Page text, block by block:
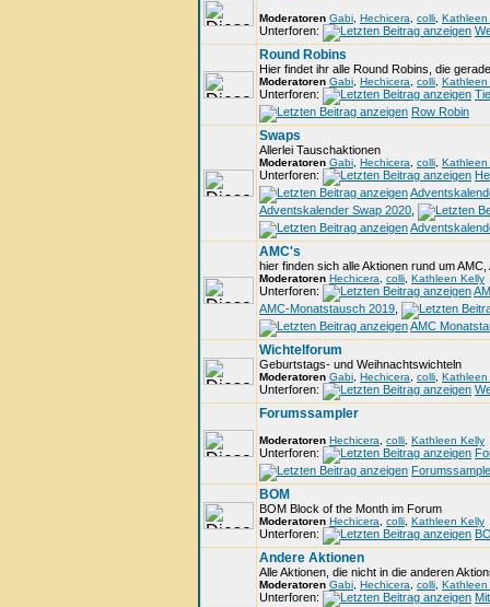
Moderatoren Gabi Hechicera colli Kathleen
Unterforen:
Round Robins
Hier findet ihr alle Round Robins, die
Moderatoren Gabi Hechicera colli Kathleen
Unterforen:
Row Robin
Swaps
Allerlei Tauschaktionen
Moderatoren Gabi Hechicera colli Kathleen
Unterforen:
Adventskalender Swap 2020
AMC's
hier finden sich alle Aktionen rund um AMC,
Moderatoren Hechicera colli Kathleen Kelly
Unterforen:
AMC-Monatstausch 2019
AMC
Wichtelforum
Geburtstags- und Weihnachtswichteln
Moderatoren Gabi Hechicera colli Kathleen
Unterforen:
Forumssampler
Moderatoren Hechicera colli Kathleen Kelly
Unterforen:
BOM
BOM Block of the Month im Forum
Moderatoren Hechicera colli Kathleen Kelly
Unterforen:
Andere Aktionen
Alle Aktionen, die nicht in die anderen
Moderatoren Gabi Hechicera colli Kathleen
Unterforen: